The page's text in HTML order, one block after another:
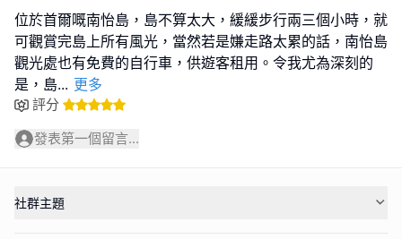
位於首爾嘅南怡島，島不算太大，緩緩步行兩三個小時，就
可觀賞完島上所有風光，當然若是嫌走路太累的話，南怡島
觀光處也有免費的自行車，供遊客租用。令我尤為深刻的
是，島... 更多
評分
發表第一個留言...
社群主題